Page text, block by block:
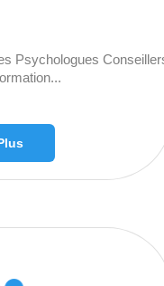
Psychologues